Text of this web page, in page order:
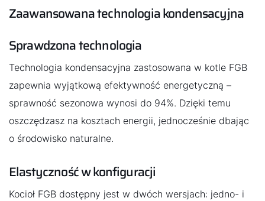
Zaawansowana technologia kondensacyjna
Sprawdzona technologia
Technologia kondensacyjna zastosowana w kotle FGB
zapewnia wyjątkową efektywność energetyczną –
sprawność sezonowa wynosi do 94%. Dzięki temu
oszczędzasz na kosztach energii, jednocześnie dbając
o środowisko naturalne.
Elastyczność w konfiguracji
Kocioł FGB dostępny jest w dwóch wersjach: jedno- i